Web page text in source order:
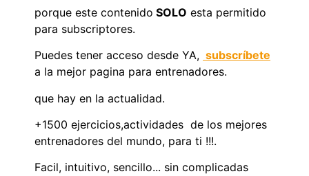
porque este contenido SOLO esta permitido
para subscriptores.
Puedes tener acceso desde YA, subscríbete
a la mejor pagina para entrenadores.
que hay en la actualidad.
+1500 ejercicios,actividades de los mejores
entrenadores del mundo, para ti !!!.
Facil, intuitivo, sencillo... sin complicadas